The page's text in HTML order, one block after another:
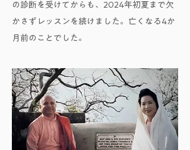
の診断を受けてからも、2024年初夏まで欠
かさずレッスンを続けました。亡くなる4か
月前のことでした。